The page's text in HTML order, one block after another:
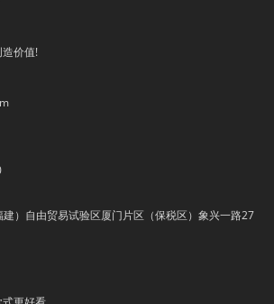
价值!
）自由贸易试验区厦门片区（保税区）象兴一路27